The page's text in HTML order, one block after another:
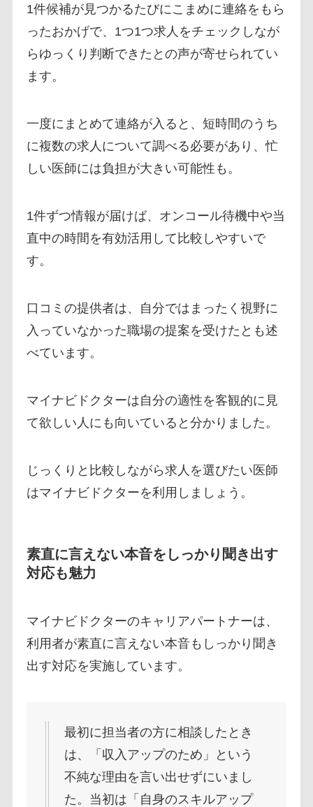
1件候補が見つかるたびにこまめに連絡をもら
ったおかげで、1つ1つ求人をチェックしなが
らゆっくり判断できたとの声が寄せられてい
ます。
一度にまとめて連絡が入ると、短時間のうち
に複数の求人について調べる必要があり、忙
しい医師には負担が大きい可能性も。
1件ずつ情報が届けば、オンコール待機中や当
直中の時間を有効活用して比較しやすいで
す。
口コミの提供者は、自分ではまったく視野に
入っていなかった職場の提案を受けたとも述
べています。
マイナビドクターは自分の適性を客観的に見
て欲しい人にも向いていると分かりました。
じっくりと比較しながら求人を選びたい医師
はマイナビドクターを利用しましょう。
素直に言えない本音をしっかり聞き出す
対応も魅力
マイナビドクターのキャリアパートナーは、
利用者が素直に言えない本音もしっかり聞き
出す対応を実施しています。
最初に担当者の方に相談したとき
は、「収入アップのため」という
不純な理由を言い出せずにいまし
た。当初は「自身のスキルアップ